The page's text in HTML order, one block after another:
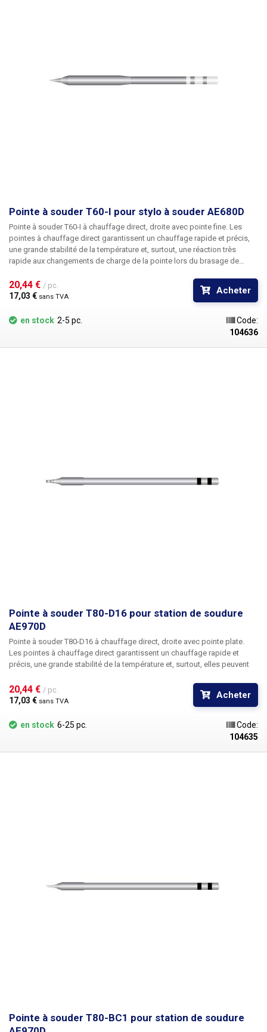
Pointe à souder T60-I pour stylo à souder AE680D
Pointe à souder T60-I à chauffage direct, droite avec pointe fine. Les
pointes à chauffage direct garantissent un chauffage rapide et précis,
une grande stabilité de la température et, surtout, une réaction très
rapide aux changements de charge de la pointe lors du brasage de
ou des fils de gros calibre. Le corps de la panne est en acier inoxydable,
la pointe en cuivre est revêtue de chrome par électrolyse.Attention, les
ATETOOL. Les pannes T60 et T80 ne sont pas compatibles entre elles.
20,44 € / pc.
17,03 € sans TVA
Acheter
en stock 2-5 pc.
Code:
104636
Pointe à souder T80-D16 pour station de soudure
AE970D
Pointe à souder T80-D16 à chauffage direct, droite avec pointe plate.
Les pointes à chauffage direct garantissent un chauffage rapide et
précis, une grande stabilité de la température et, surtout, elles peuvent
brasage de grandes surfaces en cuivre sur des circuits imprimés, des
connecteurs ou des fils de gros calibre. Le corps de la panne est en
acier inoxydable, la pointe en cuivre est électrodéposée avec du chrome.
Attention, les pannes T80 sont exclusivement destinées aux postes de
soudure ATETOOL. Les pannes T60 et T80 ne sont pas compatibles
20,44 € / pc.
17,03 € sans TVA
Acheter
en stock 6-25 pc.
Code:
104635
Pointe à souder T80-BC1 pour station de soudure